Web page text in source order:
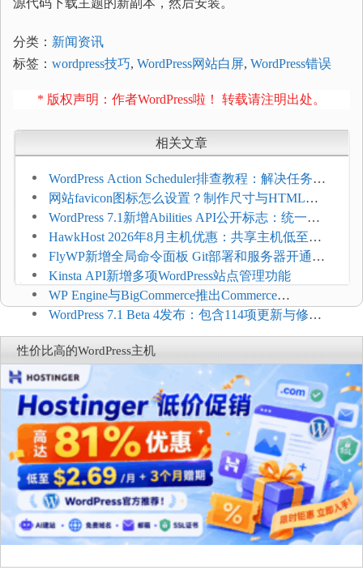
源代码下载主题的新副本，然后安装。
分类： 新闻资讯
标签： wordpress技巧, WordPress网站白屏, WordPress错误
* 版权声明：作者WordPress啦！ 转载请注明出处。
相关文章
WordPress Action Scheduler排查教程：解决任务积
压和订单延迟
网站favicon图标怎么设置？制作尺寸与HTML添
加方法
WordPress 7.1新增Abilities API公开标志：统一支
持REST API、MCP与AI代理
HawkHost 2026年8月主机优惠：共享主机低至
$2.61/月，高性能主机同步折扣
FlyWP新增全局命令面板 Git部署和服务器开通更
方便
Kinsta API新增多项WordPress站点管理功能
WP Engine与BigCommerce推出Commerce
Connect：WordPress商店可保留前台体验并扩展电
商能力
WordPress 7.1 Beta 4发布：包含114项更新与修
复，仅建议在测试环境体验
性价比高的WordPress主机